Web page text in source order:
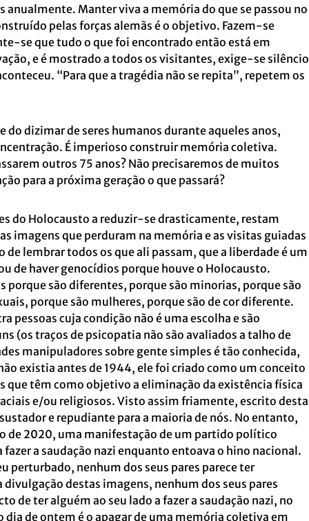
anualmente. Manter viva a memória do que se passou no
pelas forças alemãs é o objetivo. Fazem-se
se que tudo o que foi encontrado então está em
e é mostrado a todos os visitantes, exige-se silêncio
“Para que a tragédia não se repita”, repetem os
do dizimar de seres humanos durante aqueles anos,
É imperioso construir memória coletiva.
outros 75 anos? Não precisaremos de muitos
para a próxima geração o que passará?
do Holocausto a reduzir-se drasticamente, restam
imagens que perduram na memória e as visitas guiadas
de lembrar todos os que ali passam, que a liberdade é um
de haver genocídios porque houve o Holocausto.
porque são diferentes, porque são minorias, porque são
porque são mulheres, porque são de cor diferente.
pessoas cuja condição não é uma escolha e são
(os traços de psicopatia não são avaliados a talho de
manipuladores sobre gente simples é tão conhecida,
existia antes de 1944, ele foi criado como um conceito
que têm como objetivo a eliminação da existência física
e/ou religiosos. Visto assim friamente, escrito desta
e repudiante para a maioria de nós. No entanto,
de 2020, uma manifestação de um partido político
a saudação nazi enquanto entoava o hino nacional.
perturbado, nenhum dos seus pares parece ter
divulgação destas imagens, nenhum dos seus pares
de ter alguém ao seu lado a fazer a saudação nazi, no
dia de ontem é o apagar de uma memória coletiva em